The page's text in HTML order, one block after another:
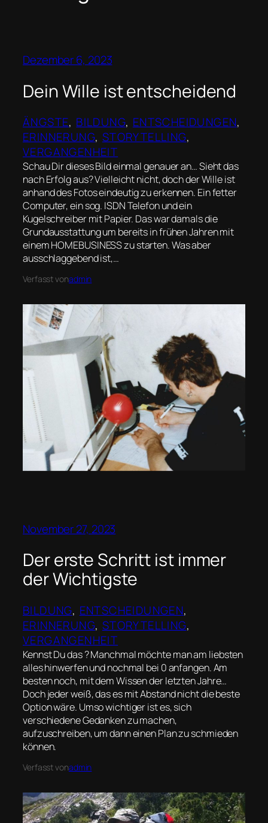
Dezember 6, 2023
Dein Wille ist entscheidend
ÄNGSTE, BILDUNG, ENTSCHEIDUNGEN
ERINNERUNG, STORYTELLING
VERGANGENHEIT
Schau Dir dieses Bild einmal genauer an… Sieht das
nach Erfolg aus? Vielleicht nicht, doch der Wille ist
anhand des Fotos eindeutig zu erkennen. Ein fetter
Computer, ein sog. ISDN Telefon und ein
Kugelschreiber mit Papier. Das war damals die
Grundausstattung um bereits in frühen Jahren mit
einem HOMEBUSINESS zu starten. Was aber
ausschlaggebend ist,…
Verfasst vonadmin
November 27, 2023
Der erste Schritt ist immer
der Wichtigste
BILDUNG, ENTSCHEIDUNGEN
ERINNERUNG, STORYTELLING
VERGANGENHEIT
Kennst Du das ? Manchmal möchte man am liebsten
alles hinwerfen und nochmal bei 0 anfangen. Am
besten noch, mit dem Wissen der letzten Jahre…
Doch jeder weiß, das es mit Abstand nicht die beste
Option wäre. Umso wichtiger ist es, sich
verschiedene Gedanken zu machen,
aufzuschreiben, um dann einen Plan zu schmieden
können.
Verfasst vonadmin